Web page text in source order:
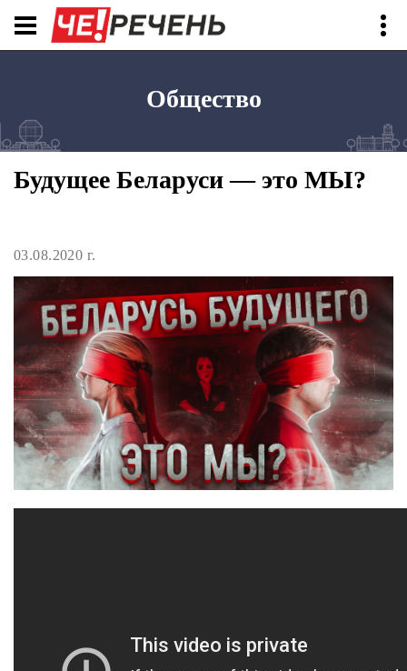
Общество
Будущее Беларуси — это МЫ?
03.08.2020 г.